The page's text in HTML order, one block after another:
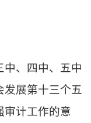
中、四中、五中
发展第十三个五
审计工作的意